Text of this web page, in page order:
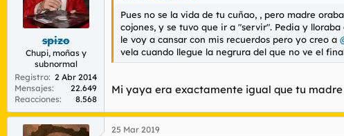
e
spizo
Chupi, moñas y
subnormal
Registro 2 Abr 2014
Mensajes
22.649
Reacciones
8.568
Pues no se la vida de tu cuñao, , pero madre
cojones, y se tuvo que ir a "servir". Pedia y
le voy a cansar con mis recuerdos pero yo creo a
vela cuando llegue la negrura del que no ve el
Mi yaya era exactamente igual que tu
25 Mar 2019